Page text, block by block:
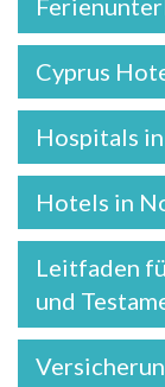
Cyprus
Hospitals
Hotels in
Leitfaden
und